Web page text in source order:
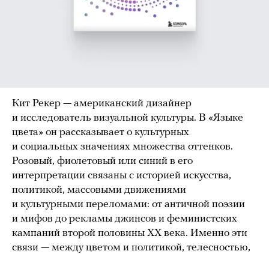
Кит Рекер — американский дизайнер
и исследователь визуальной культуры. В «Языке
цвета» он рассказывает о культурных
и социальных значениях множества оттенков.
Розовый, фиолетовый или синий в его
интерпретации связаны с историей искусства,
политикой, массовыми движениями
и культурными переломами: от античной поэзии
и мифов до рекламы джинсов и феминистских
кампаний второй половины ХХ века. Именно эти
связи — между цветом и политикой, телесностью,